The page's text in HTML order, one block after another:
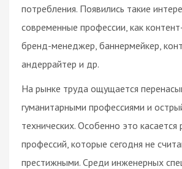
потребления. Появились такие
современные профессии, как
бренд-менеджер, баннермейкер,
андеррайтер и др.
На рынке труда ощущается
гуманитарными профессиями и
технических. Особенно это касается
профессий, которые сегодня не
престижными. Среди инженерных